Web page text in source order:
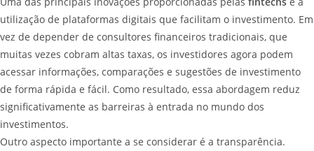
utilização de plataformas digitais que facilitam o investimento. Em
vez de depender de consultores financeiros tradicionais, que
muitas vezes cobram altas taxas, os investidores agora podem
acessar informações, comparações e sugestões de investimento
de forma rápida e fácil. Como resultado, essa abordagem reduz
significativamente as barreiras à entrada no mundo dos
investimentos.
Outro aspecto importante a se considerar é a transparência.